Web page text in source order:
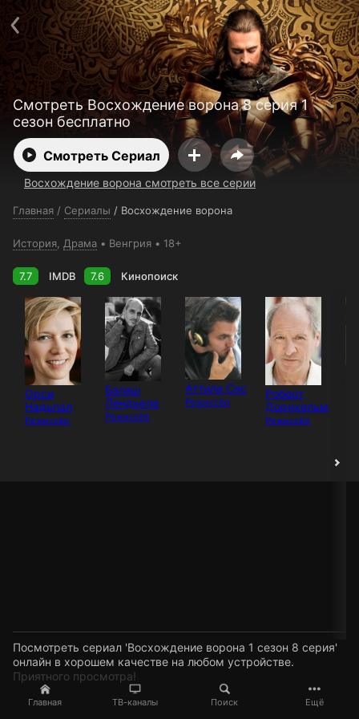
Главная ТВ-каналы Поиск Ещё
Смотреть Восхождение ворона 8 серия 1
сезон бесплатно
Смотреть Сериал
Восхождение ворона смотреть все серии
Главная / Сериалы / Восхождение ворона
История Драма Венгрия 18+
7.7 IMDB 7.6 Кинопоиск
Орси
Надьпал
Режиссёр
Балаш
Лендьела
Режиссёр
Аттила Сас
Режиссёр
Роберт
Дорнхельм
Режиссёр
Посмотреть сериал 'Восхождение ворона 1 сезон 8 серия'
онлайн в хорошем качестве на любом устройстве.
Приятного просмотра!
Поддержка:support@24h.tv
О сервисе
Пользовательское соглашение
Политика конфиденциальности
Для партнёров
Открыть приложение
Ввести промокод
Установить на ТВ
Бесплатные каналы Контакты